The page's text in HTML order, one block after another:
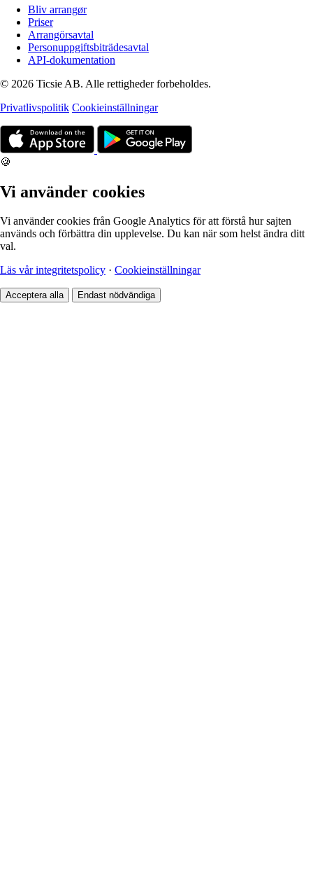
Bliv arrangør
Priser
Arrangörsavtal
Personuppgiftsbiträdesavtal
API-dokumentation
© 2026 Ticsie AB. Alle rettigheder forbeholdes.
Privatlivspolitik Cookieinställningar
🍪
Vi använder cookies
Vi använder cookies från Google Analytics för att förstå hur sajten
används och förbättra din upplevelse. Du kan när som helst ändra ditt
val.
Läs vår integritetspolicy · Cookieinställningar
Acceptera alla Endast nödvändiga